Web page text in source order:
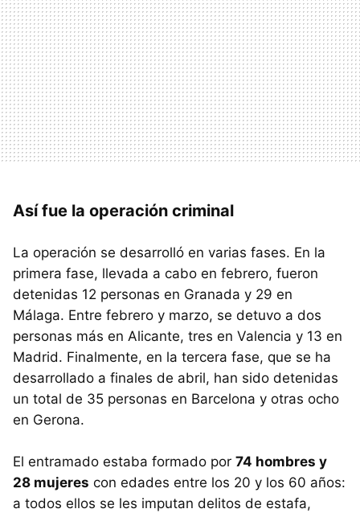
Así fue la operación criminal
La operación se desarrolló en varias fases. En la
primera fase, llevada a cabo en febrero, fueron
detenidas 12 personas en Granada y 29 en
Málaga. Entre febrero y marzo, se detuvo a dos
personas más en Alicante, tres en Valencia y 13 en
Madrid. Finalmente, en la tercera fase, que se ha
desarrollado a finales de abril, han sido detenidas
un total de 35 personas en Barcelona y otras ocho
en Gerona.
El entramado estaba formado por 74 hombres y
28 mujeres con edades entre los 20 y los 60 años:
a todos ellos se les imputan delitos de estafa,